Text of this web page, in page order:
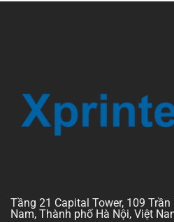
Tầng 21 Capital Tower, 109
Nam, Thành phố Hà Nội, Việt